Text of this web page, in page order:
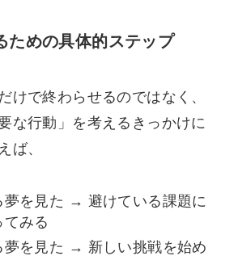
ための具体的ステップ
けで終わらせるのではなく、
な行動」を考えるきっかけに
ば、
夢を見た → 避けている課題に
みる
夢を見た → 新しい挑戦を始め